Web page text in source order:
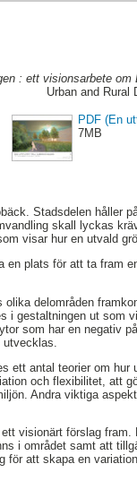
: ett visionsarbete om
Urban and Rural
PDF (En
7MB
Stadsdelen håller
skall lyckas
visar hur en utvald
plats för att ta fram
olika delområden
i gestaltningen ut som
som har en negativ
ett antal teorier om
och flexibilitet, att
Andra viktiga
visionärt förslag
i området samt att
för att skapa en